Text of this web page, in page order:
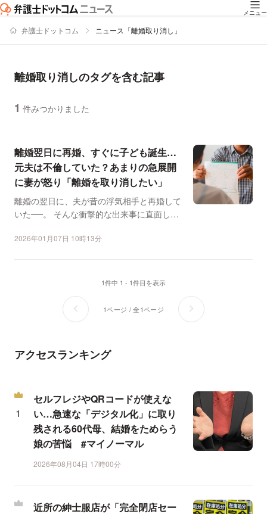
メニュー
弁護士ドットコム ニュース「離婚取り消し」
離婚取り消しのタグを含む記事
1 件みつかりました
離婚翌日に再婚、すぐに子ども誕生…
元夫は不倫していた？あまりの急展開
に妻が怒り「離婚を取り消したい」
離婚の翌日に、夫が昔の浮気相手と再婚して
いた──。 そんな衝撃的な出来事に直面した
2026年01月07日 10時13分
1件中 1 - 1件目を表示
1ページ / 全1ページ
アクセスランキング
セルフレジやQRコードが使えな
い…急速な「デジタル化」に取り
残される60代母、結婚をためらう
娘の苦悩 #マイノーマル
2026年08月04日 17時00分
近所の紳士服店が「完全閉店セー